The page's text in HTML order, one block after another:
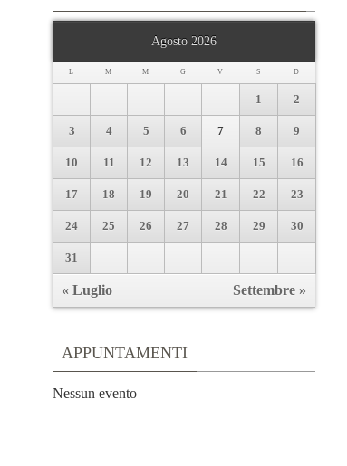
Agosto 2026
L M M G V S D
1 2
3 4 5 6 7 8 9
10 11 12 13 14 15 16
17 18 19 20 21 22 23
24 25 26 27 28 29 30
31
« Luglio Settembre »
APPUNTAMENTI
Nessun evento